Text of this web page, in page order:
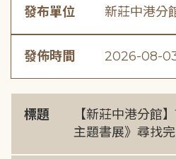
發布單位 新莊中港分
發佈時間 2026-08-
標題
【新莊中港分館
主題書展》尋找